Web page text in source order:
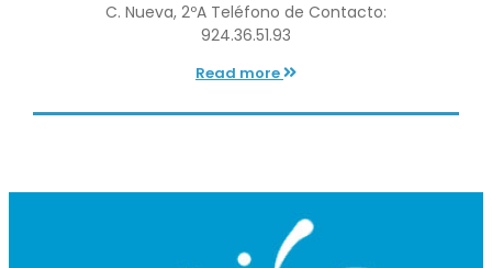
C. Nueva, 2ºA Teléfono de Contacto:
924.36.51.93
Read more